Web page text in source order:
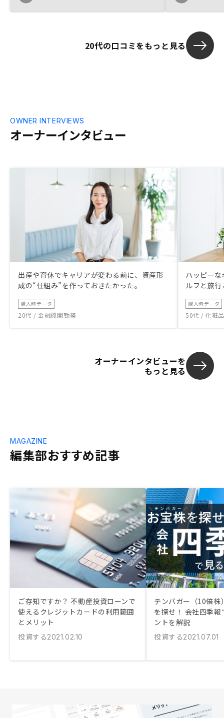
20代の口コミをもっと見る
オーナーインタビュー
OWNER INTERVIEWS
出産や育休でキャリアが変わる前に、資産形
成の“仕組み”を作っておきたかった。
購入時データ
20代 / 金融機関勤務
ハッピー
ルフと旅
購入時データ
50代 / 化粧
オーナーインタビューを
もっと見る
編集部おすすめ記事
MAGAZINE
ご存知ですか？ 不動産投資ローンで
使えるクレジットカードの利用範囲
とメリット
投資する2021.02.10
テンバガー（10倍株
を探せ！ 会社四季
ントを解説
投資する2021.07.01